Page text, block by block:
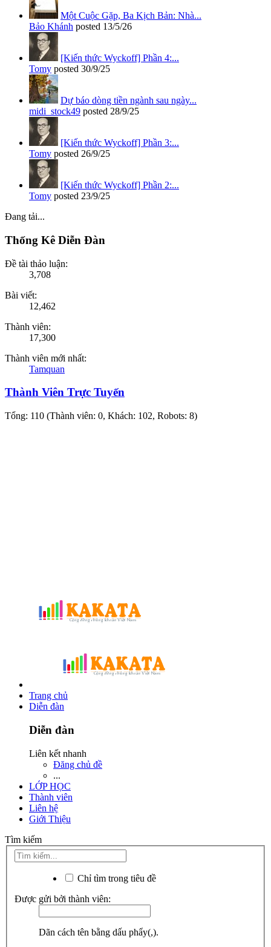
Một Cuộc Gặp, Ba Kịch Bản: Nhà...
Bảo Khánh posted 13/5/26
[Kiến thức Wyckoff] Phần 4:...
Tomy posted 30/9/25
Dự báo dòng tiền ngành sau ngày...
midi_stock49 posted 28/9/25
[Kiến thức Wyckoff] Phần 3:...
Tomy posted 26/9/25
[Kiến thức Wyckoff] Phần 2:...
Tomy posted 23/9/25
Đang tải...
Thống Kê Diễn Đàn
Đề tài thảo luận:
3,708
Bài viết:
12,462
Thành viên:
17,300
Thành viên mới nhất:
Tamquan
Thành Viên Trực Tuyến
Tổng: 110 (Thành viên: 0, Khách: 102, Robots: 8)
Trang chủ
Diễn đàn
Diễn đàn
Liên kết nhanh
Đăng chủ đề
...
LỚP HỌC
Thành viên
Liên hệ
Giới Thiệu
Tìm kiếm
Chỉ tìm trong tiêu đề
Được gửi bởi thành viên:
Dãn cách tên bằng dấu phẩy(,).